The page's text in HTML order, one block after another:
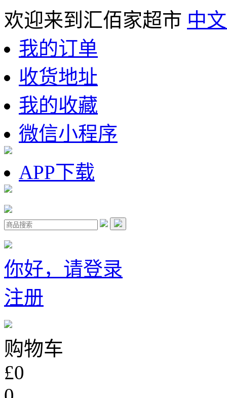
欢迎来到汇佰家超市 中
我的订单
收货地址
我的收藏
微信小程序
APP下载
你好，请登录
注册
购物车
£0